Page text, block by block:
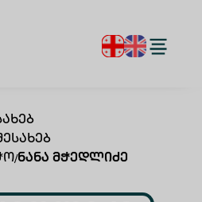
/Ნანა Მჭედლიძე